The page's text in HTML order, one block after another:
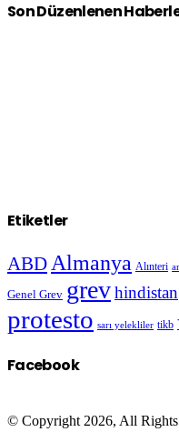
Son Düzenlenen
Etiketler
ABD Almanya Alınteri
Genel Grev grevhindistan
protesto sarı yelekliler tikb
Facebook
© Copyright 2026, All Rights